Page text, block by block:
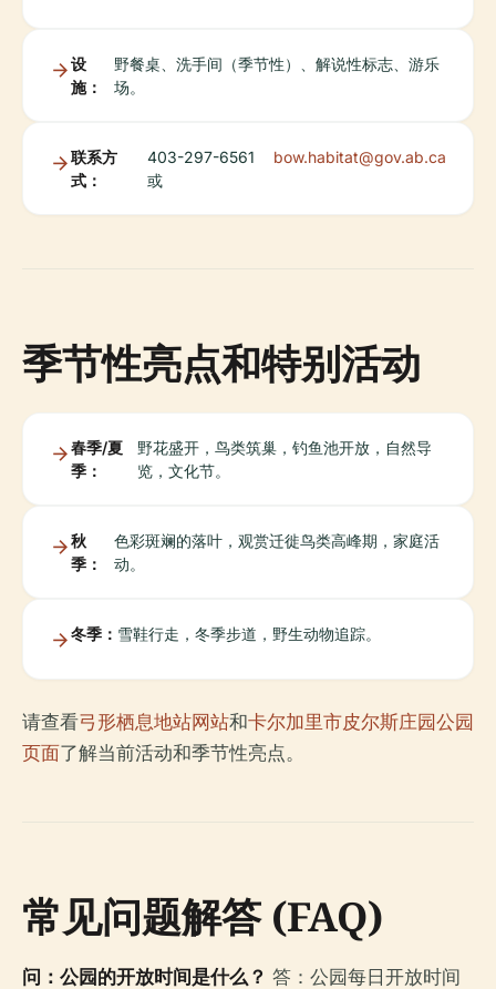
设
施：
野餐桌、洗手间（季节性）、解说性标志、游乐
场。
联系方
式：
403-297-6561
或
bow.habitat@gov.ab.ca
季节性亮点和特别活动
春季/夏
季：
野花盛开，鸟类筑巢，钓鱼池开放，自然导
览，文化节。
秋
季：
色彩斑斓的落叶，观赏迁徙鸟类高峰期，家庭活
动。
冬季： 雪鞋行走，冬季步道，野生动物追踪。
请查看弓形栖息地站网站和卡尔加里市皮尔斯庄园公园
页面了解当前活动和季节性亮点。
常见问题解答 (FAQ)
问：公园的开放时间是什么？ 答：公园每日开放时间